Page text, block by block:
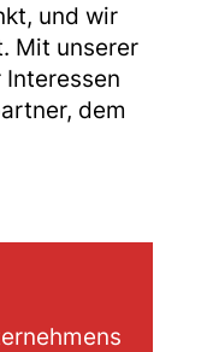
und wir
Mit unserer
Interessen
dem